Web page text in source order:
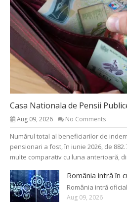
Casa Nationala de Pensii
Aug 09, 2026 No Comments
Numărul total al beneficiarilor de
pensionari a fost, în iunie 2026, de
multe comparativ cu luna anterioară,
România intră în
România intră
Aug 09, 2026